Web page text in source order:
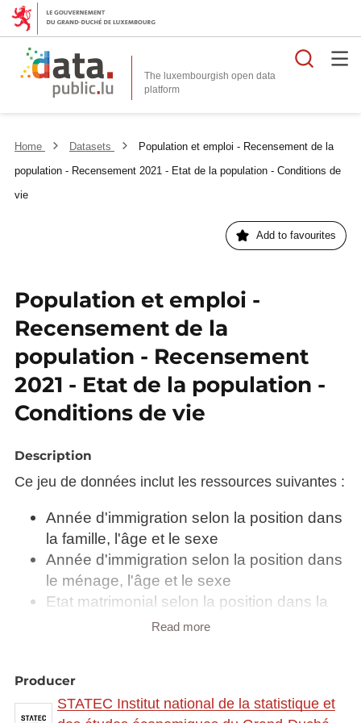
The luxembourgish open data
platform
Home Datasets
Population et emploi - Recensement de la
population - Recensement 2021 - Etat de la population - Conditions de
vie
Add to favourites
Population et emploi -
Recensement de la
population - Recensement
2021 - Etat de la population -
Conditions de vie
Description
Ce jeu de données inclut les ressources suivantes :
Année d'immigration selon la position dans
la famille, l'âge et le sexe
Année d'immigration selon la position dans
le ménage, l'âge et le sexe
Etat matrimonial selon la position dans la
famille, le sexe et l’âge
Lieu de résidence un avant le recensement
selon la position dans la famille, l'âge et le
Read more
Producer
STATEC Institut national de la statistique et